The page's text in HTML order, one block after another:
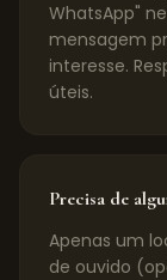
WhatsApp"
mensagem
interesse.
úteis.
Precisa de
Apenas um
de ouvido